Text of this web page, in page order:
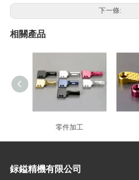
下一條:
相關產品
零件加工
銢鎰精機有限公司